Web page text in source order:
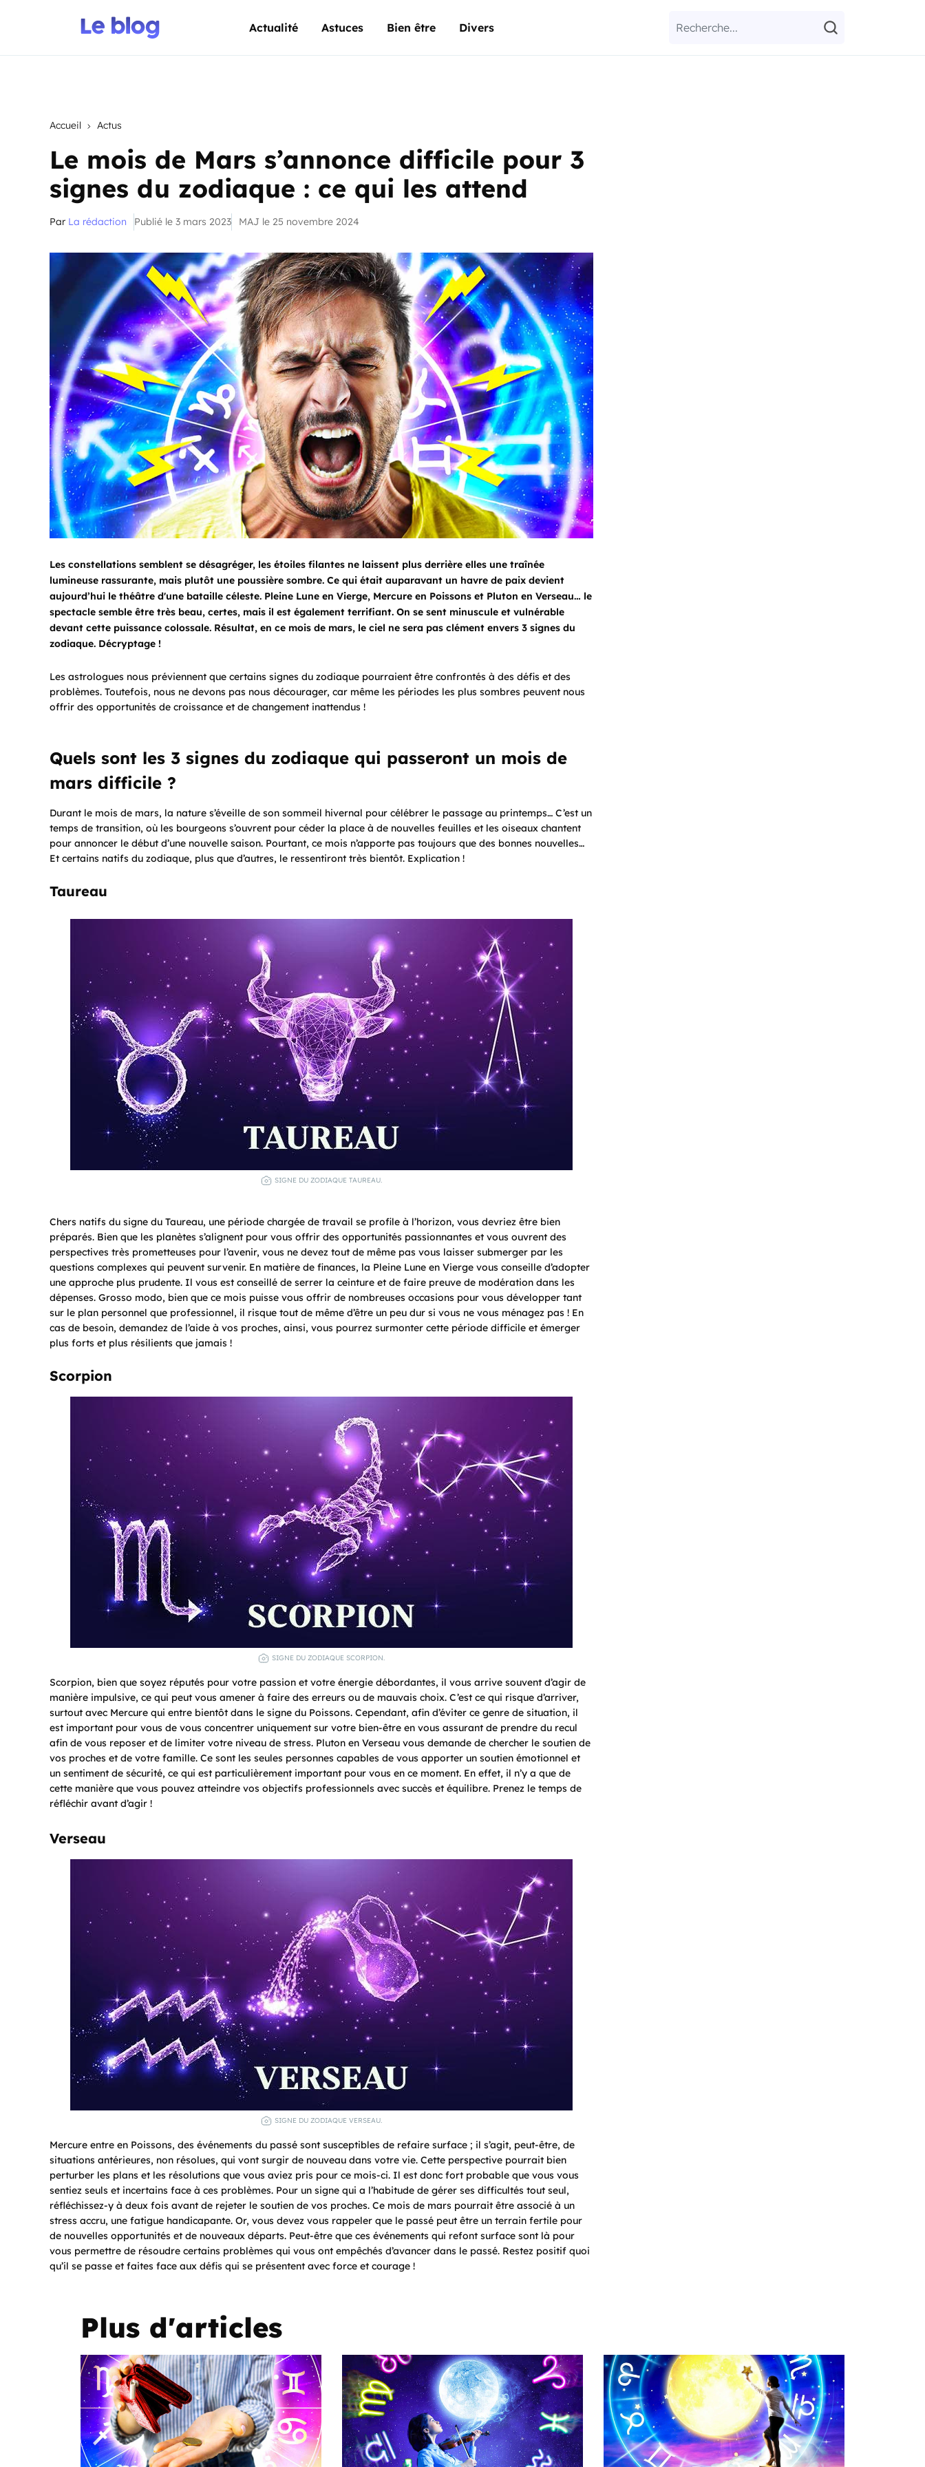
Actualité Astuces Bien être Divers
Accueil Actus
Le mois de Mars s’annonce difficile pour 3
signes du zodiaque : ce qui les attend
Par La rédaction Publié le 3 mars 2023 MAJ le 25 novembre 2024
Les constellations semblent se désagréger, les étoiles filantes ne laissent plus derrière elles une traînée
lumineuse rassurante, mais plutôt une poussière sombre. Ce qui était auparavant un havre de paix devient
aujourd’hui le théâtre d'une bataille céleste. Pleine Lune en Vierge, Mercure en Poissons et Pluton en Verseau… le
spectacle semble être très beau, certes, mais il est également terrifiant. On se sent minuscule et vulnérable
devant cette puissance colossale. Résultat, en ce mois de mars, le ciel ne sera pas clément envers 3 signes du
zodiaque. Décryptage !
Les astrologues nous préviennent que certains signes du zodiaque pourraient être confrontés à des défis et des
problèmes. Toutefois, nous ne devons pas nous décourager, car même les périodes les plus sombres peuvent nous
offrir des opportunités de croissance et de changement inattendus !
Quels sont les 3 signes du zodiaque qui passeront un mois de
mars difficile ?
Durant le mois de mars, la nature s’éveille de son sommeil hivernal pour célébrer le passage au printemps… C’est un
temps de transition, où les bourgeons s’ouvrent pour céder la place à de nouvelles feuilles et les oiseaux chantent
pour annoncer le début d’une nouvelle saison. Pourtant, ce mois n’apporte pas toujours que des bonnes nouvelles…
Et certains natifs du zodiaque, plus que d’autres, le ressentiront très bientôt. Explication !
Taureau
SIGNE DU ZODIAQUE TAUREAU.
Chers natifs du signe du Taureau, une période chargée de travail se profile à l’horizon, vous devriez être bien
préparés. Bien que les planètes s’alignent pour vous offrir des opportunités passionnantes et vous ouvrent des
perspectives très prometteuses pour l’avenir, vous ne devez tout de même pas vous laisser submerger par les
questions complexes qui peuvent survenir. En matière de finances, la Pleine Lune en Vierge vous conseille d’adopter
une approche plus prudente. Il vous est conseillé de serrer la ceinture et de faire preuve de modération dans les
dépenses. Grosso modo, bien que ce mois puisse vous offrir de nombreuses occasions pour vous développer tant
sur le plan personnel que professionnel, il risque tout de même d’être un peu dur si vous ne vous ménagez pas ! En
cas de besoin, demandez de l’aide à vos proches, ainsi, vous pourrez surmonter cette période difficile et émerger
plus forts et plus résilients que jamais !
Scorpion
SIGNE DU ZODIAQUE SCORPION.
Scorpion, bien que soyez réputés pour votre passion et votre énergie débordantes, il vous arrive souvent d’agir de
manière impulsive, ce qui peut vous amener à faire des erreurs ou de mauvais choix. C’est ce qui risque d’arriver,
surtout avec Mercure qui entre bientôt dans le signe du Poissons. Cependant, afin d’éviter ce genre de situation, il
est important pour vous de vous concentrer uniquement sur votre bien-être en vous assurant de prendre du recul
afin de vous reposer et de limiter votre niveau de stress. Pluton en Verseau vous demande de chercher le soutien de
vos proches et de votre famille. Ce sont les seules personnes capables de vous apporter un soutien émotionnel et
un sentiment de sécurité, ce qui est particulièrement important pour vous en ce moment. En effet, il n’y a que de
cette manière que vous pouvez atteindre vos objectifs professionnels avec succès et équilibre. Prenez le temps de
réfléchir avant d’agir !
Verseau
SIGNE DU ZODIAQUE VERSEAU.
Mercure entre en Poissons, des événements du passé sont susceptibles de refaire surface ; il s’agit, peut-être, de
situations antérieures, non résolues, qui vont surgir de nouveau dans votre vie. Cette perspective pourrait bien
perturber les plans et les résolutions que vous aviez pris pour ce mois-ci. Il est donc fort probable que vous vous
sentiez seuls et incertains face à ces problèmes. Pour un signe qui a l’habitude de gérer ses difficultés tout seul,
réfléchissez-y à deux fois avant de rejeter le soutien de vos proches. Ce mois de mars pourrait être associé à un
stress accru, une fatigue handicapante. Or, vous devez vous rappeler que le passé peut être un terrain fertile pour
de nouvelles opportunités et de nouveaux départs. Peut-être que ces événements qui refont surface sont là pour
vous permettre de résoudre certains problèmes qui vous ont empêchés d’avancer dans le passé. Restez positif quoi
qu’il se passe et faites face aux défis qui se présentent avec force et courage !
Plus d'articles